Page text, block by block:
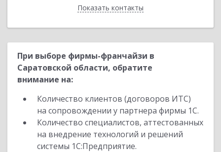
Показать контакты
Назад
При выборе фирмы-франчайзи в
Саратовской области, обратите
внимание на:
Количество клиентов (договоров ИТС)
на сопровождении у партнера фирмы 1С.
Количество специалистов, аттестованных
на внедрение технологий и решений
системы 1С:Предприятие.